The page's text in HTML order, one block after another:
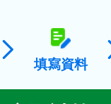
填寫資料